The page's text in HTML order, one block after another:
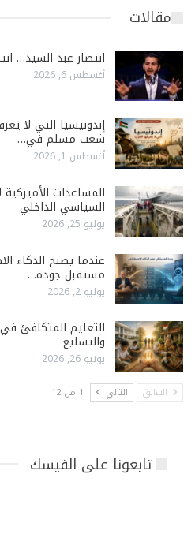
مقالات
انتصار عبد السيد…
أغسطس 6, 2026
إندونيسيا التي لا
شعب مسلم في…
أغسطس 1, 2026
المساعدات
السياسي الداخلي
يوليو 25, 2026
عندما يصبح الذكاء
مستقبل جودة…
يوليو 2, 2026
التعليم المتكافئ في
والتسليع
يونيو 26, 2026
السابق التالي 1 من 12
تابعونا على الفيسك